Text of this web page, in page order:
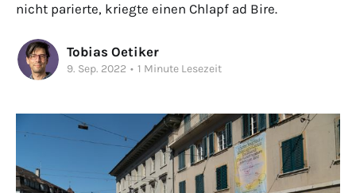
nicht parierte, kriegte einen Chlapf ad Bire.
Tobias Oetiker
9. Sep. 2022 • 1 Minute Lesezeit